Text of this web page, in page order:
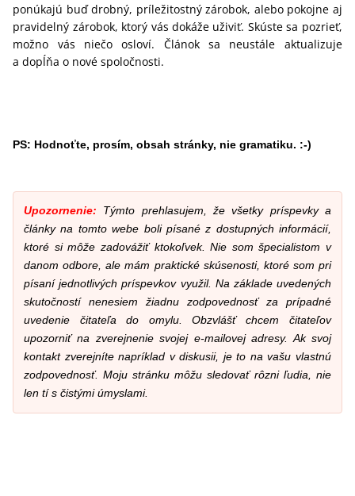
ponúkajú buď drobný, príležitostný zárobok, alebo pokojne aj
pravidelný zárobok, ktorý vás dokáže uživiť. Skúste sa pozrieť,
možno vás niečo osloví. Článok sa neustále aktualizuje
a dopĺňa o nové spoločnosti.
PS: Hodnoťte, prosím, obsah stránky, nie gramatiku. :-)
Upozornenie: Týmto prehlasujem, že všetky príspevky a
články na tomto webe boli písané z dostupných informácií,
ktoré si môže zadovážiť ktokoľvek. Nie som špecialistom v
danom odbore, ale mám praktické skúsenosti, ktoré som pri
písaní jednotlivých príspevkov využil. Na základe uvedených
skutočností nenesiem žiadnu zodpovednosť za prípadné
uvedenie čitateľa do omylu. Obzvlášť chcem čitateľov
upozorniť na zverejnenie svojej e-mailovej adresy. Ak svoj
kontakt zverejníte napríklad v diskusii, je to na vašu vlastnú
zodpovednosť. Moju stránku môžu sledovať rôzni ľudia, nie
len tí s čistými úmyslami.